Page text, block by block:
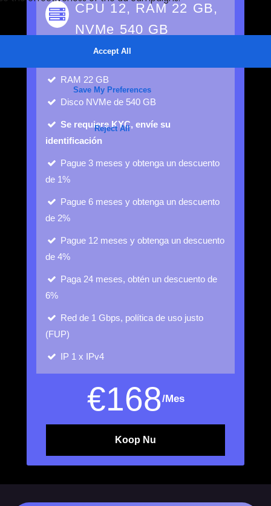
CPU 12, RAM 22 GB,
NVMe 540 GB
12 Básico
RAM 22 GB
Disco NVMe de 540 GB
Se requiere KYC, envíe su
identificación
Pague 3 meses y obtenga un descuento
de 1%
Pague 6 meses y obtenga un descuento
de 2%
Pague 12 meses y obtenga un descuento
de 4%
Paga 24 meses, obtén un descuento de
6%
Red de 1 Gbps, política de uso justo
(FUP)
IP 1 x IPv4
€168/Mes
Koop Nu